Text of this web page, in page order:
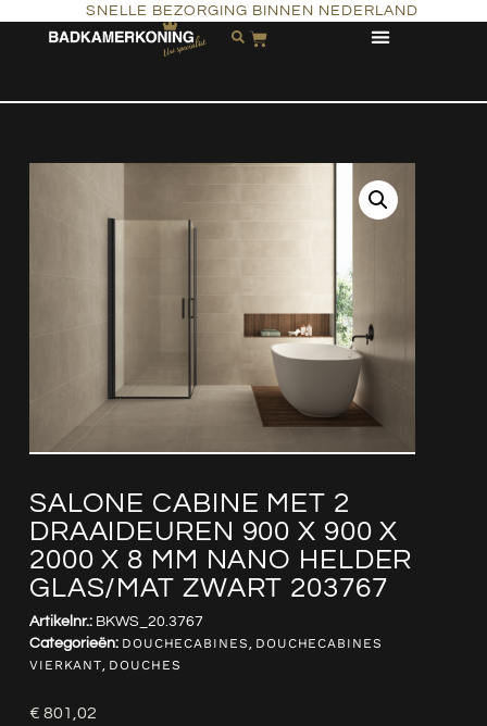
SNELLE BEZORGING BINNEN NEDERLAND
SALONE CABINE MET 2
DRAAIDEUREN 900 X 900 X
2000 X 8 MM NANO HELDER
GLAS/MAT ZWART 203767
Artikelnr.: BKWS_20.3767
Categorieën: DOUCHECABINES, DOUCHECABINES
VIERKANT, DOUCHES
€ 801,02